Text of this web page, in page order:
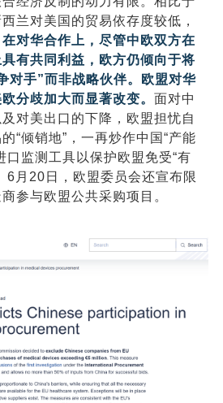
兰对美国的贸易依存度较低，
在对华合作上，尽管中欧双方在
有共同利益，欧方仍倾向于将
对手”而非战略伙伴。欧盟对华
分歧加大而显著改变。 面对中
对美出口的下降，欧盟担忧自
“倾销地”，一再炒作中国“产能
口监测工具以保护欧盟免受“有
6月20日，欧盟委员会还宣布限
参与欧盟公共采购项目。